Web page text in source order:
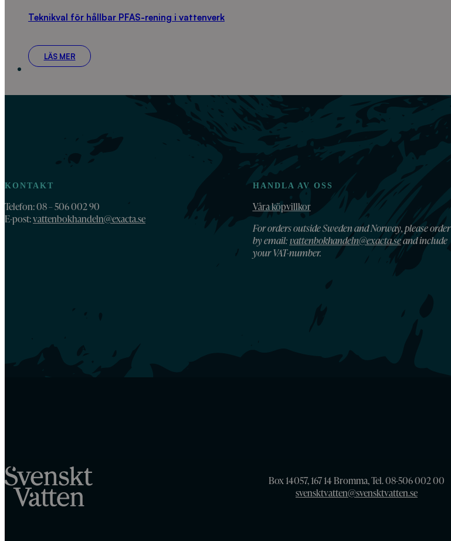
Teknikval för hållbar PFAS-rening i vattenverk
LÄS MER
KONTAKT
Telefon: 08 – 506 002 90
E-post:vattenbokhandeln@exacta.se
HANDLA AV OSS
Våra köpvillkor
For orders outside Sweden and Norway, please order
by email:vattenbokhandeln@exacta.seand include
your VAT-number.
Box 14057, 167 14 Bromma, Tel. 08-506 002 00
svensktvatten@svensktvatten.se